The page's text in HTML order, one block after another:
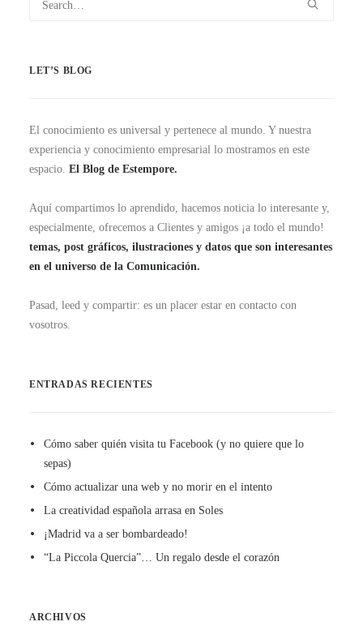
LET’S BLOG
El conocimiento es universal y pertenece al mundo. Y nuestra
experiencia y conocimiento empresarial lo mostramos en este
espacio. El Blog de Estempore.
Aquí compartimos lo aprendido, hacemos noticia lo interesante y,
especialmente, ofrecemos a Clientes y amigos ¡a todo el mundo!
temas, post gráficos, ilustraciones y datos que son interesantes
en el universo de la Comunicación.
Pasad, leed y compartir: es un placer estar en contacto con
vosotros.
ENTRADAS RECIENTES
Cómo saber quién visita tu Facebook (y no quiere que lo
sepas)
Cómo actualizar una web y no morir en el intento
La creatividad española arrasa en Soles
¡Madrid va a ser bombardeado!
“La Piccola Quercia”… Un regalo desde el corazón
ARCHIVOS